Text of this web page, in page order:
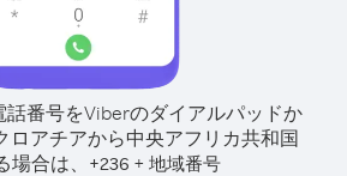
話番号をViberのダイアルパッドか
ロアチアから中央アフリカ共和国
場合は、 +236 + 地域番号